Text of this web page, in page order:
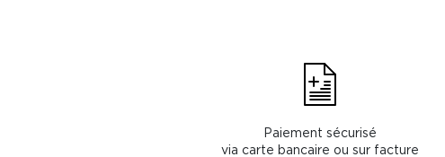
Paiement sécurisé
via carte bancaire ou sur facture